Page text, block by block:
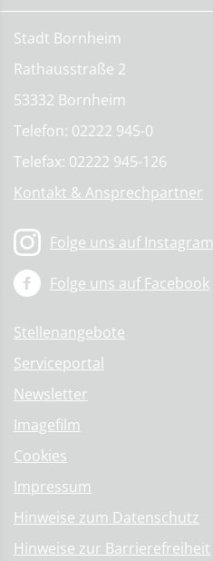
Stadt Bornheim
Rathausstraße 2
53332 Bornheim
Telefon: 02222 945-0
Telefax: 02222 945-126
Kontakt & Ansprechpartner
Folge uns auf Instagram
Folge uns auf Facebook
Stellenangebote
Serviceportal
Newsletter
Imagefilm
Cookies
Impressum
Hinweise zum Datenschutz
Hinweise zur Barrierefreiheit